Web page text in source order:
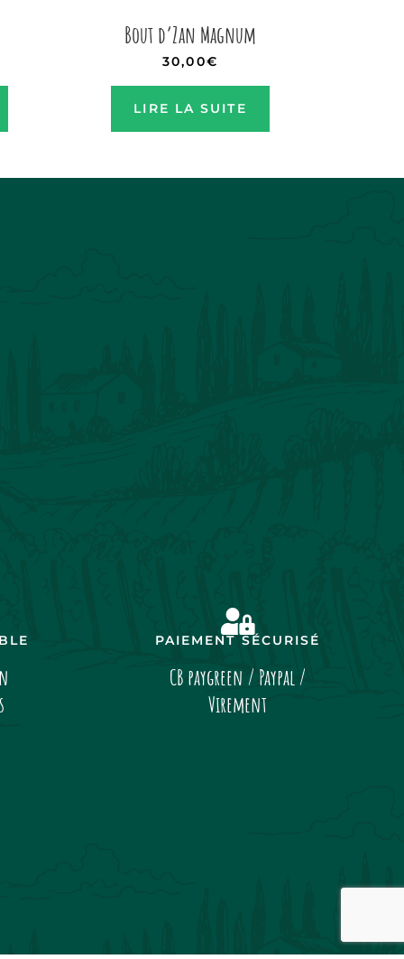
Bout d’Zan Magnum
30,00€
LIRE LA SUITE
PAIEMENT SÉCURISÉ
CB paygreen / Paypal /
Virement